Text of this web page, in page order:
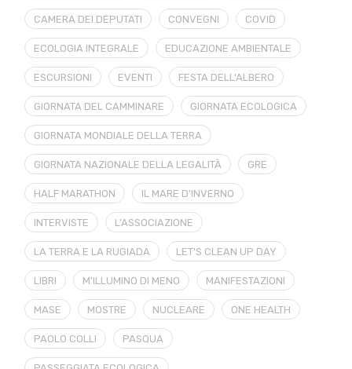
CAMERA DEI DEPUTATI CONVEGNI COVID
ECOLOGIA INTEGRALE EDUCAZIONE AMBIENTALE
ESCURSIONI EVENTI FESTA DELL'ALBERO
GIORNATA DEL CAMMINARE GIORNATA ECOLOGICA
GIORNATA MONDIALE DELLA TERRA
GIORNATA NAZIONALE DELLA LEGALITÀ GRE
HALF MARATHON IL MARE D'INVERNO
INTERVISTE L'ASSOCIAZIONE
LA TERRA E LA RUGIADA LET'S CLEAN UP DAY
LIBRI M'ILLUMINO DI MENO MANIFESTAZIONI
MASE MOSTRE NUCLEARE ONE HEALTH
PAOLO COLLI PASQUA